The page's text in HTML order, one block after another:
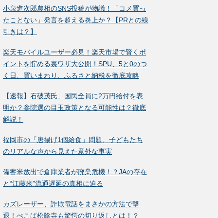
小泉進次郎農相のSNS投稿が物議！「コメ買っ
たことない」発言を超える炎上か？【PRとの線
引きは？】
楽天モバイルユーザー必見！楽天市場で賢くポ
イントを貯める裏ワザ大公開！SPU、5と0のつ
く日、買いまわり、ふるさと納税を徹底攻略
【速報】石破茂氏、国民全員に2万円給付を表
明か？参院選の目玉政策となる可能性は？徹底
解説！
福岡市の「唐揚げ1個給食」問題、子どもたち
のリアルな声から見えた意外な事実
備蓄米放出で倉庫業者が廃業危機！？JAの存在
と“江藤米”流通遅延の真相に迫る
カズレーザー、詐欺電話をまさかの方法で撃
退！ぺこぱ松陰寺も驚愕の切り返しとは！？